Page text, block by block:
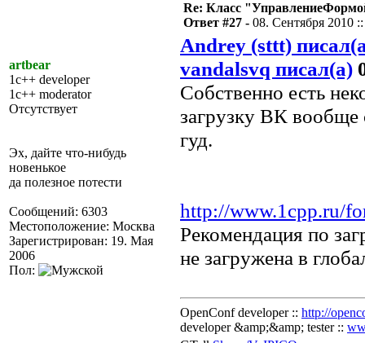
artbear
1c++ developer
1c++ moderator
Отсутствует
Эх, дайте что-нибудь
новенькое
да полезное потести
Сообщений: 6303
Местоположение: Москва
Зарегистрирован: 19. Мая
2006
Пол:
Re: Класс
Ответ #27 - 08. Сентября 2010
Andrey (sttt)
vandalsvq писал(а)
Собственно есть
загрузку ВК вообще
гуд.
http://www.1cpp.ru/
Рекомендация по
не загружена в
OpenConf developer :: http://
developer &amp;&amp; tester ::